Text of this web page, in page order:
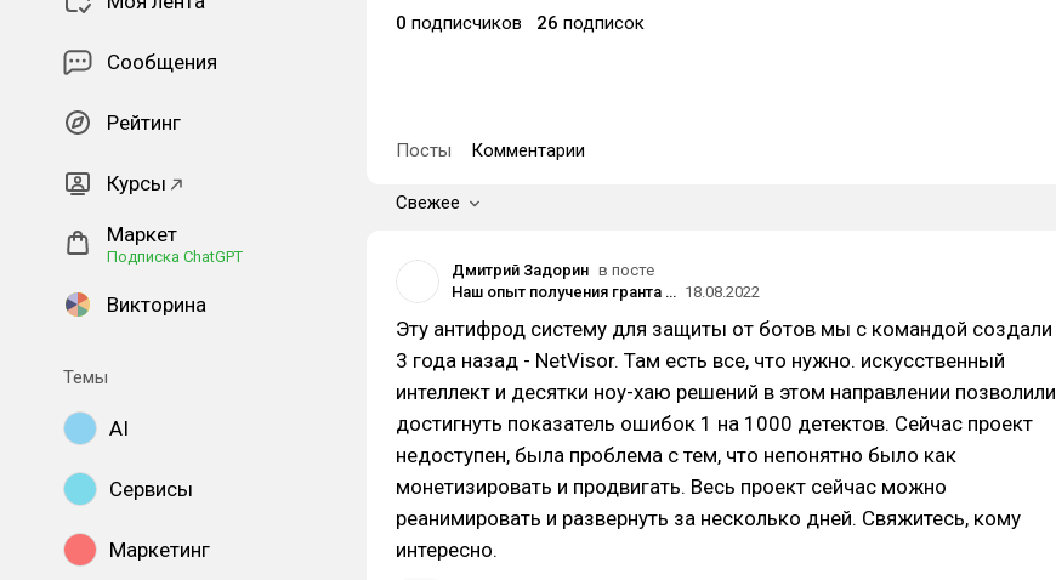
Сообщения
Рейтинг
Курсы
Маркет
Подписка ChatGPT
Викторина
Темы
AI
Сервисы
Маркетинг
0 подписчиков 26 подписок
Посты Комментарии
Свежее
Дмитрий Задорин в посте
Наш опыт получения гранта 4 млн рублей на развитие IT-стартапа от государства 18.08.2022
Эту антифрод систему для защиты от ботов мы с командой создали
3 года назад - NetVisor. Там есть все, что нужно. искусственный
интеллект и десятки ноу-хаю решений в этом направлении позволили
достигнуть показатель ошибок 1 на 1000 детектов. Сейчас проект
недоступен, была проблема с тем, что непонятно было как
монетизировать и продвигать. Весь проект сейчас можно
реанимировать и развернуть за несколько дней. Свяжитесь, кому
интересно.